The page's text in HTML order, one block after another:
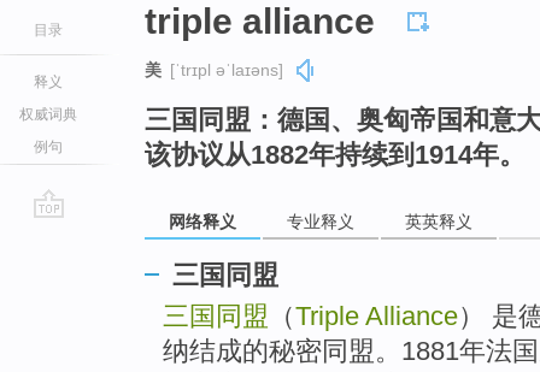
目录
释义
权威词典
例句
triple alliance
美 [ˈtrɪpl əˈlaɪəns]
三国同盟：德国、奥匈帝国和意
该协议从1882年持续到1914年。
网络释义 专业释义 英英释义
三国同盟
三国同盟 （Triple Alliance） 是
纳结成的秘密同盟。1881年法